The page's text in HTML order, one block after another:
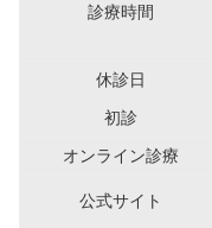
診療時間
休診日
初診
オンライン診療
公式サイト